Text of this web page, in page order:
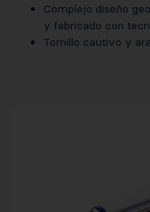
Complejo diseño
y fabricado con
Tornillo cautivo y